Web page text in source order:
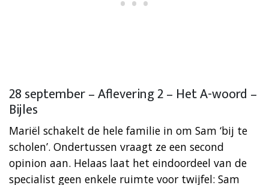
28 september – Aflevering 2 – Het A-woord –
Bijles
Mariël schakelt de hele familie in om Sam ‘bij te
scholen’. Ondertussen vraagt ze een second
opinion aan. Helaas laat het eindoordeel van de
specialist geen enkele ruimte voor twijfel: Sam